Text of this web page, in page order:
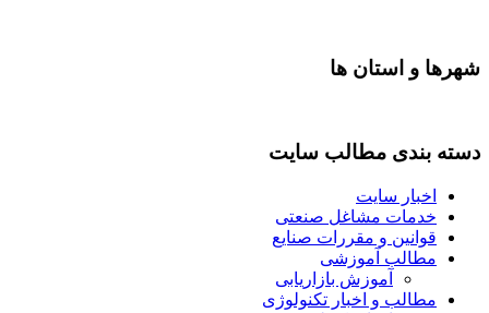
شهرها و استان ها
دسته بندی مطالب سایت
اخبار سایت
خدمات مشاغل صنعتی
قوانین و مقررات صنایع
مطالب آموزشی
آموزش بازاریابی
مطالب و اخبار تکنولوژی